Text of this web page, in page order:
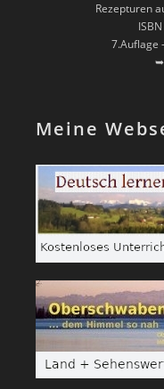
Rezepturen
7.Auflage
➥
Meine